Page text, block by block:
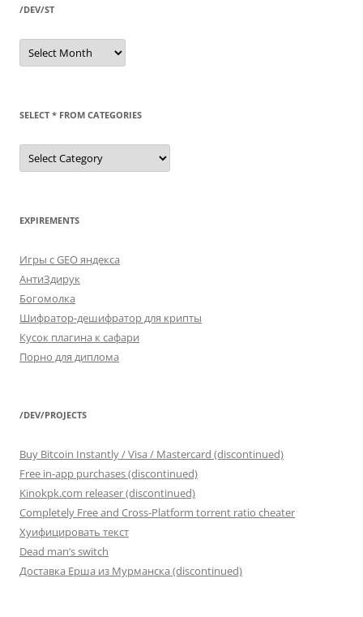
/DEV/ST
/dev/st
SELECT * FROM CATEGORIES
SELECT
FROM
EXPIREMENTS
Игры с GEO яндекса
АнтиЗдирук
Богомолка
Шифратор-дешифратор для крипты
Кусок плагина к сафари
Порно для диплома
/DEV/PROJECTS
Buy Bitcoin Instantly / Visa / Mastercard (discontinued)
Free in-app purchases (discontinued)
Kinokpk.com releaser (discontinued)
Completely Free and Cross-Platform torrent ratio cheater
Хуифицировать текст
Dead man’s switch
Доставка Ерша из Мурманска (discontinued)